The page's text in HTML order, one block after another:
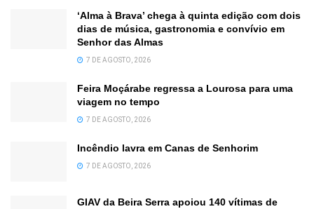
‘Alma à Brava’ chega à quinta edição com dois
dias de música, gastronomia e convívio em
Senhor das Almas
7 DE AGOSTO, 2026
Feira Moçárabe regressa a Lourosa para uma
viagem no tempo
7 DE AGOSTO, 2026
Incêndio lavra em Canas de Senhorim
7 DE AGOSTO, 2026
GIAV da Beira Serra apoiou 140 vítimas de